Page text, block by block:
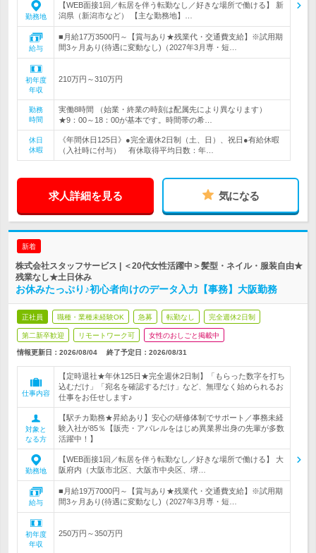
勤務地
【WEB面接1回／転居を伴う転勤なし／好きな場所で働ける】 新
潟県（新潟市など） 【主な勤務地】…
給与
■月給17万3500円～【賞与あり★残業代・交通費支給】※試用期
間3ヶ月あり(待遇に変動なし)（2027年3月専・短…
初年度
年収
210万円～310万円
勤務
時間
実働8時間 （始業・終業の時刻は配属先により異なります）
★9：00～18：00が基本です。時間帯の希…
休日
休暇
《年間休日125日》●完全週休2日制（土、日）、祝日●有給休暇
（入社時に付与） 有休取得平均日数：年…
求人詳細を見る 気になる
新着
株式会社スタッフサービス | ＜20代女性活躍中＞髪型・ネイル・服装自由★
残業なし★土日休み
お休みたっぷり♪初心者向けのデータ入力【事務】大阪勤務
正社員 職種・業種未経験OK 急募 転勤なし 完全週休2日制
第二新卒歓迎 リモートワーク可 女性のおしごと掲載中
情報更新日：2026/08/04 終了予定日： 2026/08/31
仕事内容
【定時退社★年休125日★完全週休2日制】「もらった数字を打ち
込むだけ」「宛名を確認するだけ」など、無理なく始められるお
仕事をお任せします♪
対象と
なる方
【駅チカ勤務★昇給あり】安心の研修体制でサポート／事務未経
験入社が85％【販売・アパレルをはじめ異業界出身の先輩が多数
活躍中！】
勤務地
【WEB面接1回／転居を伴う転勤なし／好きな場所で働ける】 大
阪府内（大阪市北区、大阪市中央区、堺…
給与
■月給19万7000円～【賞与あり★残業代・交通費支給】※試用期
間3ヶ月あり(待遇に変動なし)（2027年3月専・短…
初年度
年収
250万円～350万円